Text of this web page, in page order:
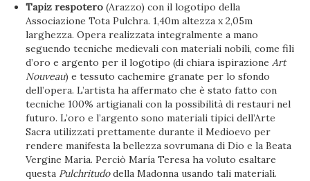
Tapiz respotero (Arazzo) con il logotipo della
Associazione Tota Pulchra. 1,40m altezza x 2,05m
larghezza. Opera realizzata integralmente a mano
seguendo tecniche medievali con materiali nobili, come fili
d’oro e argento per il logotipo (di chiara ispirazioneArt
Nouveau) e tessuto cachemire granate per lo sfondo
dell’opera. L’artista ha affermato che è stato fatto con
tecniche 100% artigianali con la possibilità di restauri nel
futuro. L’oro e l’argento sono materiali tipici dell’Arte
Sacra utilizzati prettamente durante il Medioevo per
rendere manifesta la bellezza sovrumana di Dio e la Beata
Vergine Maria. Perciò María Teresa ha voluto esaltare
questa Pulchritudodella Madonna usando tali materiali.